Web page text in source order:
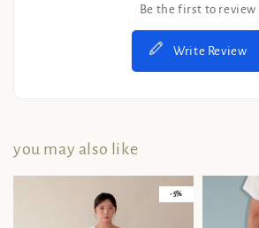
Be the first to review
Write Review
you may also like
- 5%